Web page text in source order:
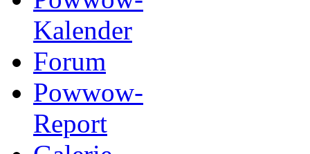
Kalender
Forum
Powwow-
Report